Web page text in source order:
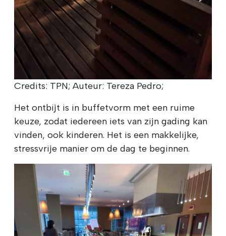
Credits: TPN; Auteur: Tereza Pedro;
Het ontbijt is in buffetvorm met een ruime
keuze, zodat iedereen iets van zijn gading kan
vinden, ook kinderen. Het is een makkelijke,
stressvrije manier om de dag te beginnen.